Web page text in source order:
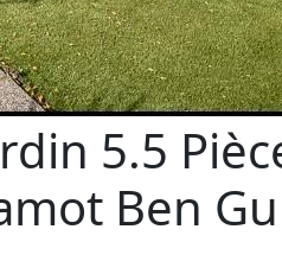
5.5
Ben